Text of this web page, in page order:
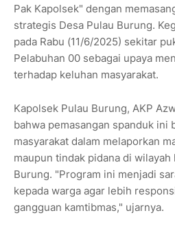
Pak Kapolsek" dengan
strategis Desa Pulau Burung.
pada Rabu (11/6/2025) sekitar
Pelabuhan 00 sebagai upaya
terhadap keluhan masyarakat.
Kapolsek Pulau Burung, AKP
bahwa pemasangan spanduk ini
masyarakat dalam melaporkan
maupun tindak pidana di
Burung. "Program ini menjadi
kepada warga agar lebih
gangguan kamtibmas," ujarnya.